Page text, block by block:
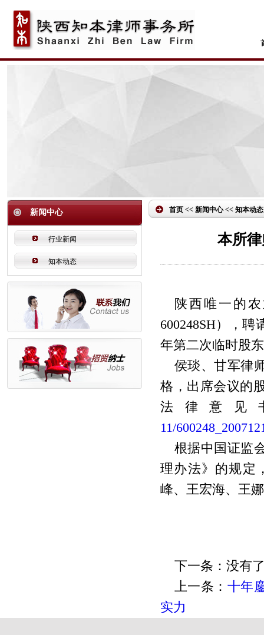
新闻中心
行业新闻
知本动态
首页 << 新闻中心 << 知本动态
本所
陕西唯一的
600248SH），聘
年第二次临时股
侯琰、甘军律
格，出席会议的
法律意见
11/
根据中国证监
理办法》的规定
峰、王宏海、王
下一条：没有
上一条： 十年
实力